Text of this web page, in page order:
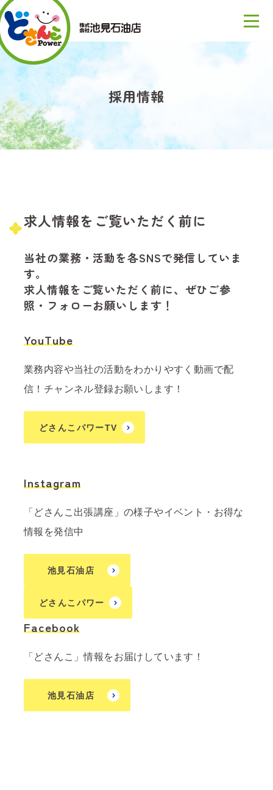
採用情報
求人情報をご覧いただく前に
当社の業務・活動を各SNSで発信していま
す。
求人情報をご覧いただく前に、ぜひご参
照・フォローお願いします！
YouTube
業務内容や当社の活動をわかりやすく動画で配
信！チャンネル登録お願いします！
どさんこパワーTV
Instagram
「どさんこ出張講座」の様子やイベント・お得な
情報を発信中
池見石油店
どさんこパワー
Facebook
「どさんこ」情報をお届けしています！
池見石油店